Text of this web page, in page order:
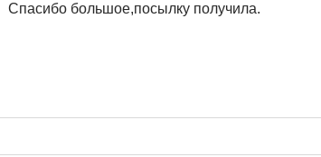
Спасибо большое,посылку получила.